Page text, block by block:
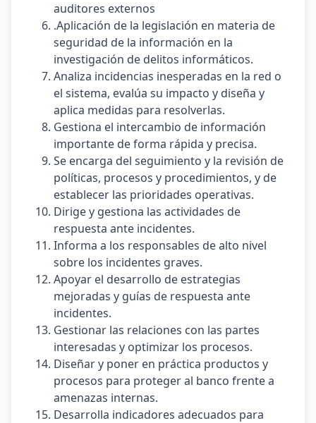
auditores externos
.Aplicación de la legislación en materia de
seguridad de la información en la
investigación de delitos informáticos.
Analiza incidencias inesperadas en la red o
el sistema, evalúa su impacto y diseña y
aplica medidas para resolverlas.
Gestiona el intercambio de información
importante de forma rápida y precisa.
Se encarga del seguimiento y la revisión de
políticas, procesos y procedimientos, y de
establecer las prioridades operativas.
Dirige y gestiona las actividades de
respuesta ante incidentes.
Informa a los responsables de alto nivel
sobre los incidentes graves.
Apoyar el desarrollo de estrategias
mejoradas y guías de respuesta ante
incidentes.
Gestionar las relaciones con las partes
interesadas y optimizar los procesos.
Diseñar y poner en práctica productos y
procesos para proteger al banco frente a
amenazas internas.
Desarrolla indicadores adecuados para